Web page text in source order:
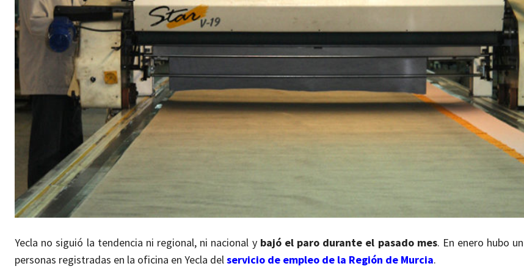
Yecla no siguió la tendencia ni regional, ni nacional y bajó el paro durante el pasado mes. En enero hubo
personas registradas en la oficina en Yecla delservicio de empleo de la Región de Murcia.